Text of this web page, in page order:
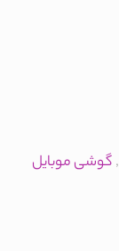
,گوشی موبایل